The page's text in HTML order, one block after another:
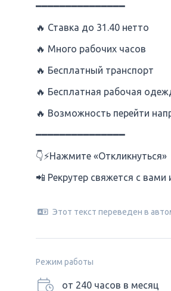
━━━━━━━━━━━━━━━
🔥 Ставка до 31.40 нетто
🔥 Много рабочих часов
🔥 Бесплатный транспорт
🔥 Бесплатная рабочая
🔥 Возможность перейти
━━━━━━━━━━━━━━━
👇⚡️Нажмите «Откликнуться»
📲 Рекрутер свяжется с вами
Этот текст переведен в
Режим работы
от 240 часов в месяц